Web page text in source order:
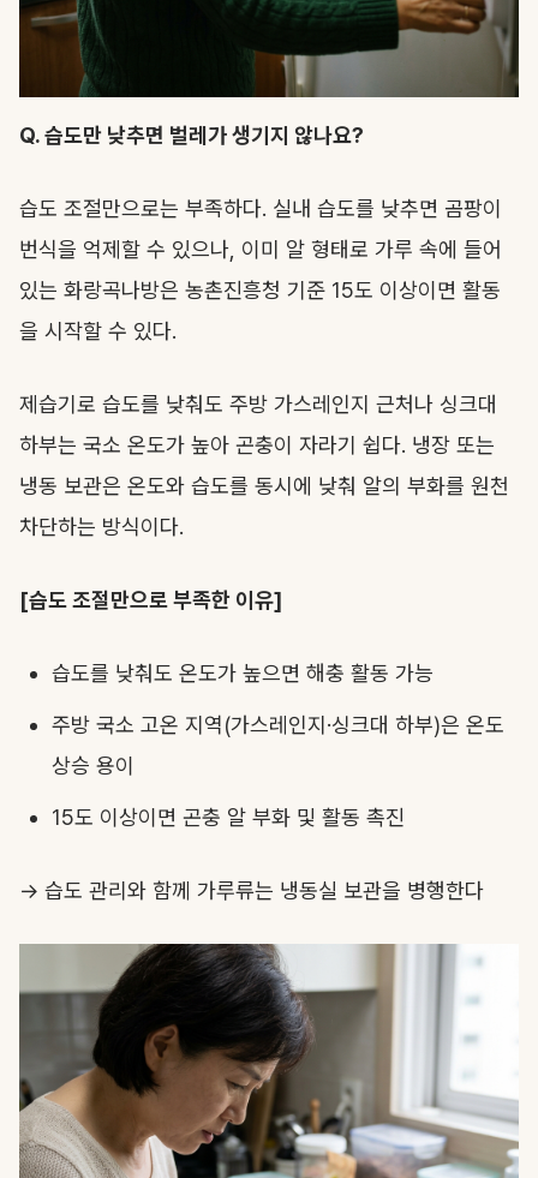
Q. 습도만 낮추면 벌레가 생기지 않나요?
습도 조절만으로는 부족하다. 실내 습도를 낮추면 곰팡이
번식을 억제할 수 있으나, 이미 알 형태로 가루 속에 들어
있는 화랑곡나방은 농촌진흥청 기준 15도 이상이면 활동
을 시작할 수 있다.
제습기로 습도를 낮춰도 주방 가스레인지 근처나 싱크대
하부는 국소 온도가 높아 곤충이 자라기 쉽다. 냉장 또는
냉동 보관은 온도와 습도를 동시에 낮춰 알의 부화를 원천
차단하는 방식이다.
[습도 조절만으로 부족한 이유]
습도를 낮춰도 온도가 높으면 해충 활동 가능
주방 국소 고온 지역(가스레인지·싱크대 하부)은 온도
상승 용이
15도 이상이면 곤충 알 부화 및 활동 촉진
→ 습도 관리와 함께 가루류는 냉동실 보관을 병행한다